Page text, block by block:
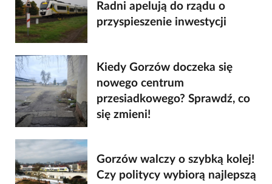
Radni apelują do rządu o
przyspieszenie inwestycji
Kiedy Gorzów doczeka się
nowego centrum
przesiadkowego? Sprawdź, co
się zmieni!
Gorzów walczy o szybką kolej!
Czy politycy wybiorą najlepszą